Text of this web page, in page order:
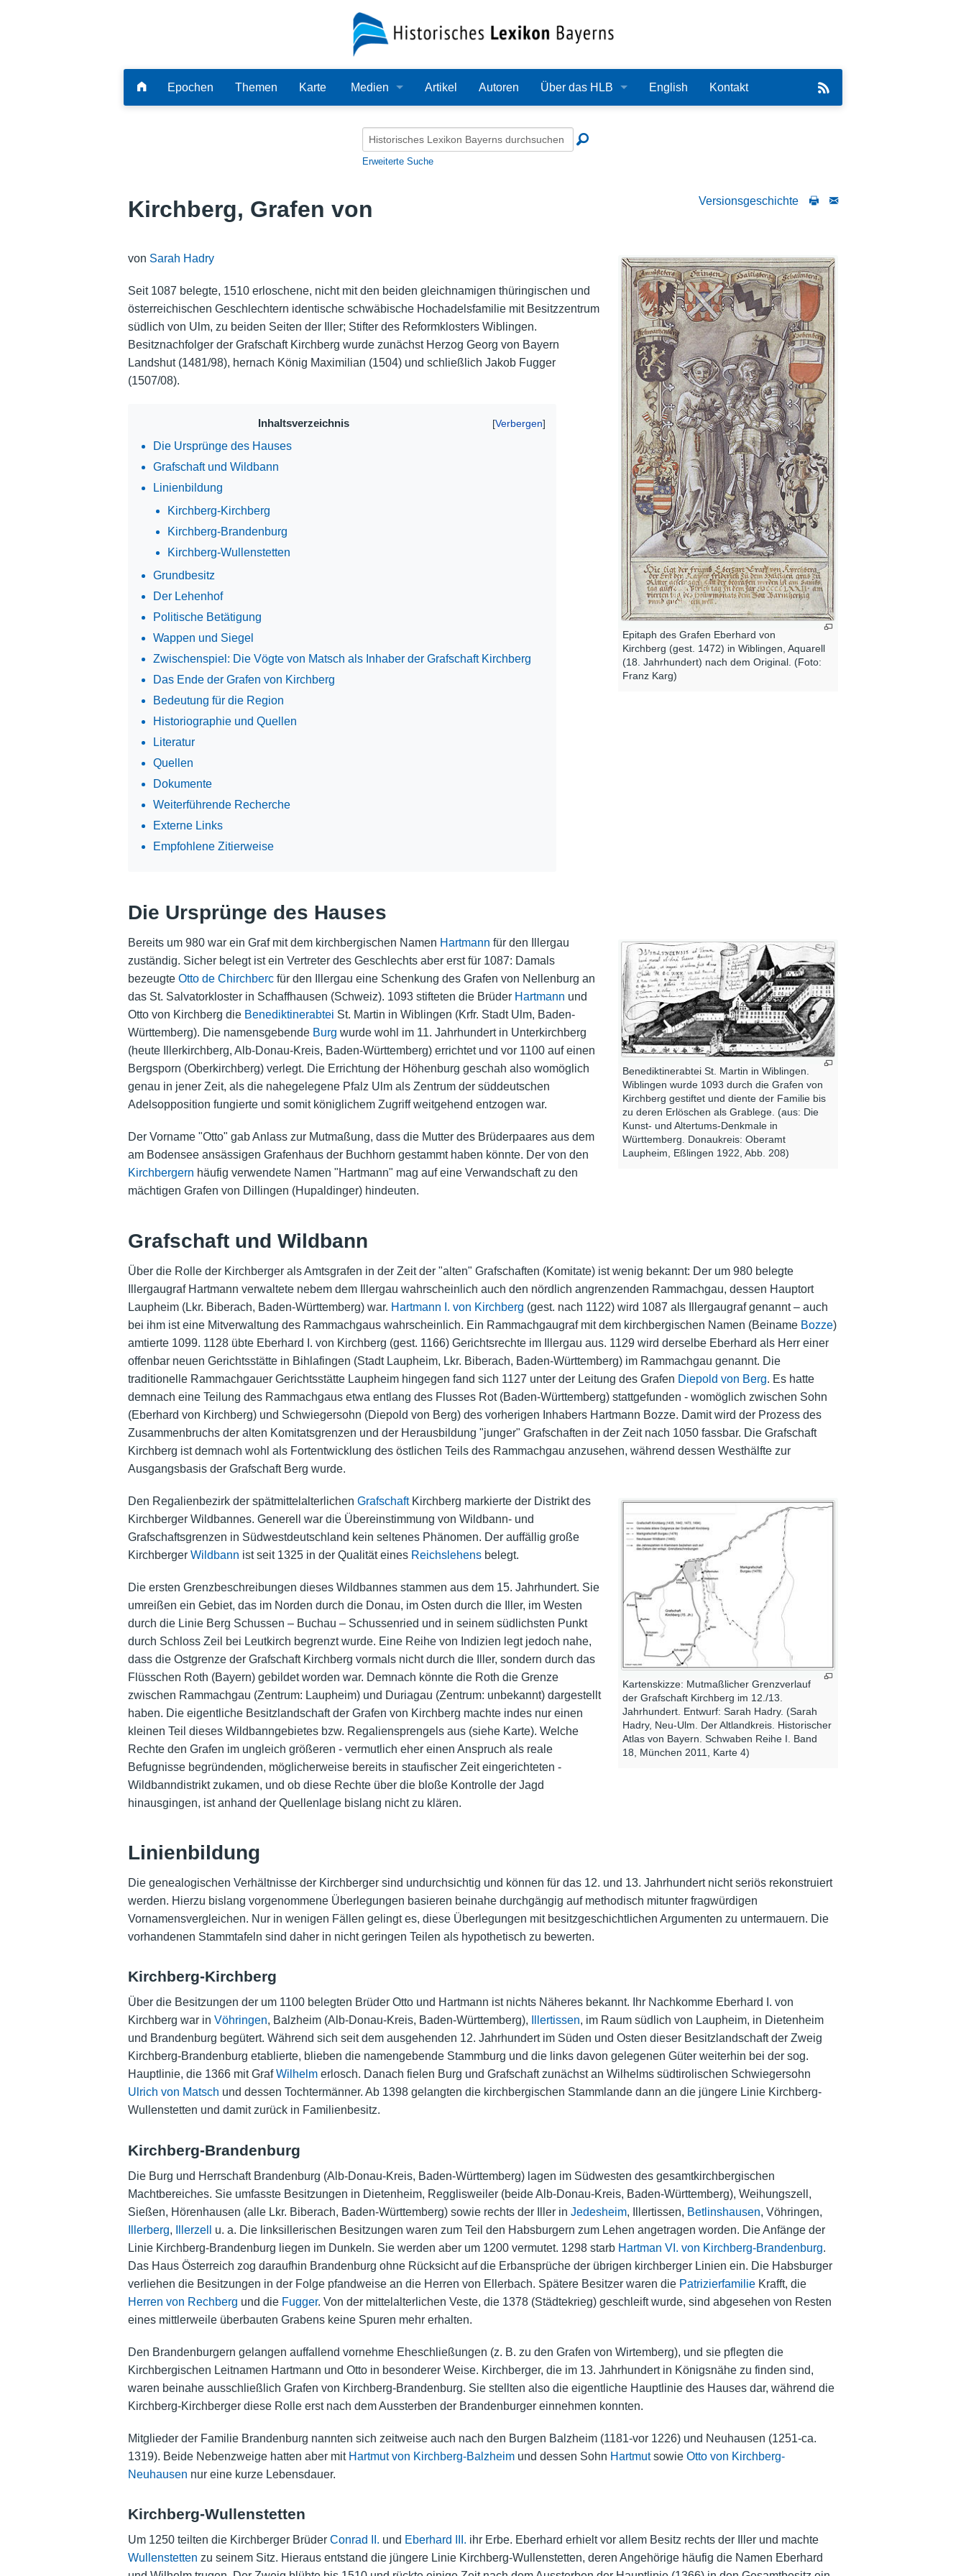
Epochen Themen Karte Medien
Audio
PDF
Artikel Autoren Über das HLB
Redaktion
Zehn Jahre HLB
Häufige Fragen
Nutzungshinweise
English Kontakt
Erweiterte Suche
Versionsgeschichte
Kirchberg, Grafen von
Epitaph des Grafen Eberhard von
Kirchberg (gest. 1472) in Wiblingen, Aquarell
(18. Jahrhundert) nach dem Original. (Foto:
Franz Karg)
von Sarah Hadry
Seit 1087 belegte, 1510 erloschene, nicht mit den beiden gleichnamigen thüringischen und
österreichischen Geschlechtern identische schwäbische Hochadelsfamilie mit Besitzzentrum
südlich von Ulm, zu beiden Seiten der Iller; Stifter des Reformklosters Wiblingen.
Besitznachfolger der Grafschaft Kirchberg wurde zunächst Herzog Georg von Bayern
Landshut (1481/98), hernach König Maximilian (1504) und schließlich Jakob Fugger
(1507/08).
Inhaltsverzeichnis
Die Ursprünge des Hauses
Grafschaft und Wildbann
Linienbildung
Kirchberg-Kirchberg
Kirchberg-Brandenburg
Kirchberg-Wullenstetten
Grundbesitz
Der Lehenhof
Politische Betätigung
Wappen und Siegel
Zwischenspiel: Die Vögte von Matsch als Inhaber der Grafschaft Kirchberg
Das Ende der Grafen von Kirchberg
Bedeutung für die Region
Historiographie und Quellen
Literatur
Quellen
Dokumente
Weiterführende Recherche
Externe Links
Empfohlene Zitierweise
Die Ursprünge des Hauses
Benediktinerabtei St. Martin in Wiblingen.
Wiblingen wurde 1093 durch die Grafen von
Kirchberg gestiftet und diente der Familie bis
zu deren Erlöschen als Grablege. (aus: Die
Kunst- und Altertums-Denkmale in
Württemberg. Donaukreis: Oberamt
Laupheim, Eßlingen 1922, Abb. 208)
Bereits um 980 war ein Graf mit dem kirchbergischen Namen Hartmann für den Illergau
zuständig. Sicher belegt ist ein Vertreter des Geschlechts aber erst für 1087: Damals
bezeugte Otto de Chirchbercfür den Illergau eine Schenkung des Grafen von Nellenburg an
das St. Salvatorkloster in Schaffhausen (Schweiz). 1093 stifteten die Brüder Hartmann und
Otto von Kirchberg die Benediktinerabtei St. Martin in Wiblingen (Krfr. Stadt Ulm, Baden-
Württemberg). Die namensgebende Burg wurde wohl im 11. Jahrhundert in Unterkirchberg
(heute Illerkirchberg, Alb-Donau-Kreis, Baden-Württemberg) errichtet und vor 1100 auf einen
Bergsporn (Oberkirchberg) verlegt. Die Errichtung der Höhenburg geschah also womöglich
genau in jener Zeit, als die nahegelegene Pfalz Ulm als Zentrum der süddeutschen
Adelsopposition fungierte und somit königlichem Zugriff weitgehend entzogen war.
Der Vorname "Otto" gab Anlass zur Mutmaßung, dass die Mutter des Brüderpaares aus dem
am Bodensee ansässigen Grafenhaus der Buchhorn gestammt haben könnte. Der von den
Kirchbergern häufig verwendete Namen "Hartmann" mag auf eine Verwandschaft zu den
mächtigen Grafen von Dillingen (Hupaldinger) hindeuten.
Grafschaft und Wildbann
Über die Rolle der Kirchberger als Amtsgrafen in der Zeit der "alten" Grafschaften (Komitate) ist wenig bekannt: Der um 980 belegte
Illergaugraf Hartmann verwaltete nebem dem Illergau wahrscheinlich auch den nördlich angrenzenden Rammachgau, dessen Hauptort
Laupheim (Lkr. Biberach, Baden-Württemberg) war. Hartmann I. von Kirchberg (gest. nach 1122) wird 1087 als Illergaugraf genannt – auch
bei ihm ist eine Mitverwaltung des Rammachgaus wahrscheinlich. Ein Rammachgaugraf mit dem kirchbergischen Namen (Beiname Bozze)
amtierte 1099. 1128 übte Eberhard I. von Kirchberg (gest. 1166) Gerichtsrechte im Illergau aus. 1129 wird derselbe Eberhard als Herr einer
offenbar neuen Gerichtsstätte in Bihlafingen (Stadt Laupheim, Lkr. Biberach, Baden-Württemberg) im Rammachgau genannt. Die
traditionelle Rammachgauer Gerichtsstätte Laupheim hingegen fand sich 1127 unter der Leitung des Grafen Diepold von Berg. Es hatte
demnach eine Teilung des Rammachgaus etwa entlang des Flusses Rot (Baden-Württemberg) stattgefunden - womöglich zwischen Sohn
(Eberhard von Kirchberg) und Schwiegersohn (Diepold von Berg) des vorherigen Inhabers Hartmann Bozze. Damit wird der Prozess des
Zusammenbruchs der alten Komitatsgrenzen und der Herausbildung "junger" Grafschaften in der Zeit nach 1050 fassbar. Die Grafschaft
Kirchberg ist demnach wohl als Fortentwicklung des östlichen Teils des Rammachgau anzusehen, während dessen Westhälfte zur
Ausgangsbasis der Grafschaft Berg wurde.
Kartenskizze: Mutmaßlicher Grenzverlauf
der Grafschaft Kirchberg im 12./13.
Jahrhundert. Entwurf: Sarah Hadry. (Sarah
Hadry, Neu-Ulm. Der Altlandkreis. Historischer
Atlas von Bayern. Schwaben Reihe I. Band
18, München 2011, Karte 4)
Den Regalienbezirk der spätmittelalterlichen GrafschaftKirchberg markierte der Distrikt des
Kirchberger Wildbannes. Generell war die Übereinstimmung von Wildbann- und
Grafschaftsgrenzen in Südwestdeutschland kein seltenes Phänomen. Der auffällig große
Kirchberger Wildbann ist seit 1325 in der Qualität eines Reichslehensbelegt.
Die ersten Grenzbeschreibungen dieses Wildbannes stammen aus dem 15. Jahrhundert. Sie
umreißen ein Gebiet, das im Norden durch die Donau, im Osten durch die Iller, im Westen
durch die Linie Berg Schussen – Buchau – Schussenried und in seinem südlichsten Punkt
durch Schloss Zeil bei Leutkirch begrenzt wurde. Eine Reihe von Indizien legt jedoch nahe,
dass die Ostgrenze der Grafschaft Kirchberg vormals nicht durch die Iller, sondern durch das
Flüsschen Roth (Bayern) gebildet worden war. Demnach könnte die Roth die Grenze
zwischen Rammachgau (Zentrum: Laupheim) und Duriagau (Zentrum: unbekannt) dargestellt
haben. Die eigentliche Besitzlandschaft der Grafen von Kirchberg machte indes nur einen
kleinen Teil dieses Wildbanngebietes bzw. Regaliensprengels aus (siehe Karte). Welche
Rechte den Grafen im ungleich größeren - vermutlich eher einen Anspruch als reale
Befugnisse begründenden, möglicherweise bereits in staufischer Zeit eingerichteten -
Wildbanndistrikt zukamen, und ob diese Rechte über die bloße Kontrolle der Jagd
hinausgingen, ist anhand der Quellenlage bislang nicht zu klären.
Linienbildung
Die genealogischen Verhältnisse der Kirchberger sind undurchsichtig und können für das 12. und 13. Jahrhundert nicht seriös rekonstruiert
werden. Hierzu bislang vorgenommene Überlegungen basieren beinahe durchgängig auf methodisch mitunter fragwürdigen
Vornamensvergleichen. Nur in wenigen Fällen gelingt es, diese Überlegungen mit besitzgeschichtlichen Argumenten zu untermauern. Die
vorhandenen Stammtafeln sind daher in nicht geringen Teilen als hypothetisch zu bewerten.
Kirchberg-Kirchberg
Über die Besitzungen der um 1100 belegten Brüder Otto und Hartmann ist nichts Näheres bekannt. Ihr Nachkomme Eberhard I. von
Kirchberg war in Vöhringen, Balzheim (Alb-Donau-Kreis, Baden-Württemberg), Illertissen, im Raum südlich von Laupheim, in Dietenheim
und Brandenburg begütert. Während sich seit dem ausgehenden 12. Jahrhundert im Süden und Osten dieser Besitzlandschaft der Zweig
Kirchberg-Brandenburg etablierte, blieben die namengebende Stammburg und die links davon gelegenen Güter weiterhin bei der sog.
Hauptlinie, die 1366 mit GrafWilhelmerlosch. Danach fielen Burg und Grafschaft zunächst an Wilhelms südtirolischen Schwiegersohn
Ulrich von Matsch und dessen Tochtermänner. Ab 1398 gelangten die kirchbergischen Stammlande dann an die jüngere Linie Kirchberg-
Wullenstetten und damit zurück in Familienbesitz.
Kirchberg-Brandenburg
Die Burg und Herrschaft Brandenburg (Alb-Donau-Kreis, Baden-Württemberg) lagen im Südwesten des gesamtkirchbergischen
Machtbereiches. Sie umfasste Besitzungen in Dietenheim, Regglisweiler (beide Alb-Donau-Kreis, Baden-Württemberg), Weihungszell,
Sießen, Hörenhausen (alle Lkr. Biberach, Baden-Württemberg) sowie rechts der Iller in Jedesheim, Illertissen, Betlinshausen, Vöhringen,
Illerberg, Illerzell
u. a. Die linksillerischen Besitzungen waren zum Teil den Habsburgern zum Lehen angetragen worden. Die Anfänge der
Linie Kirchberg-Brandenburg liegen im Dunkeln. Sie werden aber um 1200 vermutet. 1298 starb Hartman VI. von Kirchberg-Brandenburg.
Das Haus Österreich zog daraufhin Brandenburg ohne Rücksicht auf die Erbansprüche der übrigen kirchberger Linien ein. Die Habsburger
verliehen die Besitzungen in der Folge pfandweise an die Herren von Ellerbach. Spätere Besitzer waren die PatrizierfamilieKrafft, die
Herren von Rechberg und die Fugger. Von der mittelalterlichen Veste, die 1378 (Städtekrieg) geschleift wurde, sind abgesehen von Resten
eines mittlerweile überbauten Grabens keine Spuren mehr erhalten.
Den Brandenburgern gelangen auffallend vornehme Eheschließungen (z. B. zu den Grafen von Wirtemberg), und sie pflegten die
Kirchbergischen Leitnamen Hartmann und Otto in besonderer Weise. Kirchberger, die im 13. Jahrhundert in Königsnähe zu finden sind,
waren beinahe ausschließlich Grafen von Kirchberg-Brandenburg. Sie stellten also die eigentliche Hauptlinie des Hauses dar, während die
Kirchberg-Kirchberger diese Rolle erst nach dem Aussterben der Brandenburger einnehmen konnten.
Mitglieder der Familie Brandenburg nannten sich zeitweise auch nach den Burgen Balzheim (1181-vor 1226) und Neuhausen (1251-ca.
1319). Beide Nebenzweige hatten aber mit Hartmut von Kirchberg-Balzheimund dessen Sohn Hartmutsowie Otto von Kirchberg-
Neuhausen nur eine kurze Lebensdauer.
Kirchberg-Wullenstetten
Um 1250 teilten die Kirchberger Brüder Conrad II. und Eberhard III. ihr Erbe. Eberhard erhielt vor allem Besitz rechts der Iller und machte
Wullenstetten zu seinem Sitz. Hieraus entstand die jüngere Linie Kirchberg-Wullenstetten, deren Angehörige häufig die Namen Eberhard